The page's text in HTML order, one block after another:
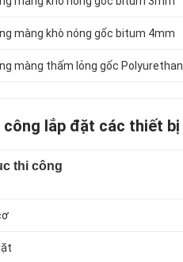
màng khò nóng gốc bitum 4mm
màng thấm lỏng gốc
lắp đặt các thiết bị
thi công